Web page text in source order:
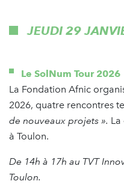
JEUDI 29
Le SolNum Tour 2026
La Fondation Afnic
2026, quatre rencontres
de nouveaux projets ».
à Toulon.
De 14h à 17h au TVT
Toulon.